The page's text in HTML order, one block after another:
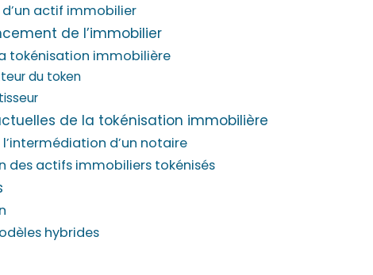
actif immobilier
de l’immobilier
tokénisation immobilière
du token
de la tokénisation immobilière
d’un notaire
des actifs immobiliers tokénisés
hybrides